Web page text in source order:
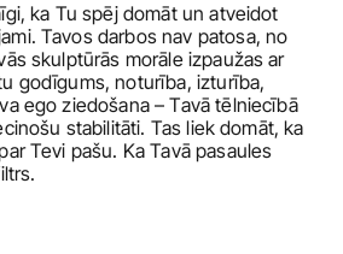
ka Tu spēj domāt un atveidot
Tavos darbos nav patosa, no
skulptūrās morāle izpaužas ar
godīgums, noturība, izturība,
ego ziedošana – Tavā tēlniecībā
stabilitāti. Tas liek domāt, ka
Tevi pašu. Ka Tavā pasaules